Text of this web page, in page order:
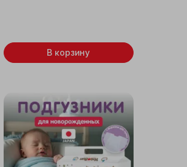
В корзину